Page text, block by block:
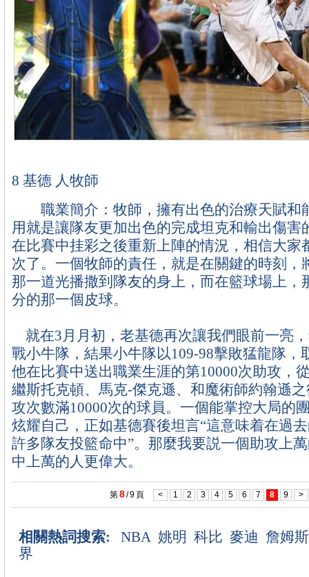
8 基德 人牧師
職業簡介：牧師，擁有出色的治療天賦和
用就是讓隊友更加出色的完成坦克和輸出傷害
在比賽中挂彩之後重新上陣的情況，相信大家
次了。一個牧師的責任，就是在關鍵的時刻，
那一道光播撒到隊友的身上，而在籃球場上，
分的那一個皮球。
就在3月月初，老基德再次讓我們眼前一亮
戰小牛隊，結果小牛隊以109-98擊敗猛龍隊，
他在比賽中送出職業生涯的第10000次助攻，
繼斯托克頓、馬克-傑克遜、和魔術師約翰遜
攻次數滿10000次的球員。一個能掌控大局的
炫耀自己，正如基德賽後坦言“這意味着在過
許多隊友投籃命中”。那麼我要説一個助攻上
中上萬的人更偉大。
第8/9頁 < 1 2 3 4 5 6 7 8 9 >
相關熱詞搜索: NBA 姚明 科比 麥迪 詹姆斯
界